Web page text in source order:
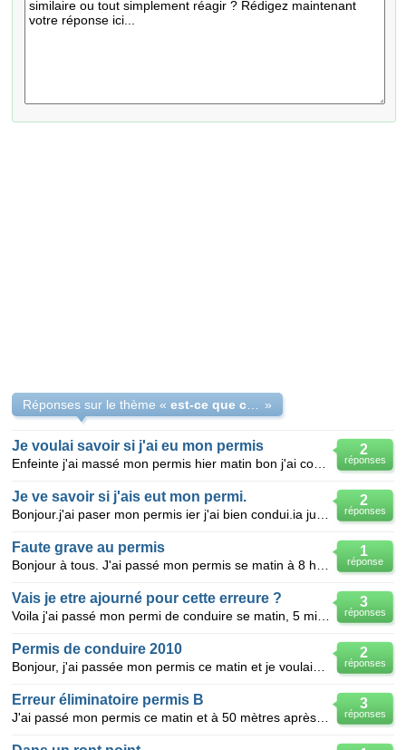
Réponses sur le thème « »
2
réponses
Je voulai savoir si j'ai eu mon permis
2
réponses
Je ve savoir si j'ais eut mon permi.
1
réponse
Faute grave au permis
3
réponses
Vais je etre ajourné pour cette erreure ?
2
réponses
Permis de conduire 2010
3
réponses
Erreur éliminatoire permis B